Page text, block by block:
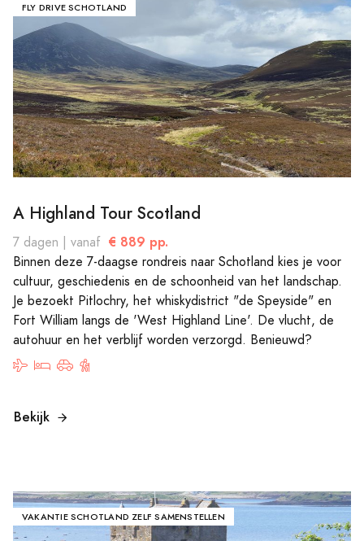
FLY DRIVE SCHOTLAND
A Highland Tour Scotland
7 dagen | vanaf € 889 pp.
Binnen deze 7-daagse rondreis naar Schotland kies je voor
cultuur, geschiedenis en de schoonheid van het landschap.
Je bezoekt Pitlochry, het whiskydistrict "de Speyside" en
Fort William langs de 'West Highland Line'. De vlucht, de
autohuur en het verblijf worden verzorgd. Benieuwd?
Bekijk
VAKANTIE SCHOTLAND ZELF SAMENSTELLEN